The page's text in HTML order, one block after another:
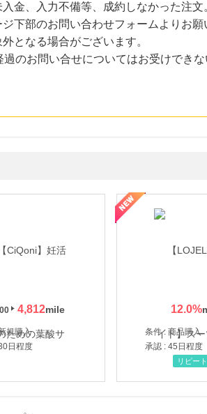
金、入力不備等、成約しなかった注文
下部のお問い合わせフォームよりお
となる場合がございます。
のお問い合せについてはお受けできな
4,812
規購入
日程度
12.0%
条件 : 商品購入
承認 : 45日程度
リピー
買取を実現！ブランド品・貴金属の無料査定